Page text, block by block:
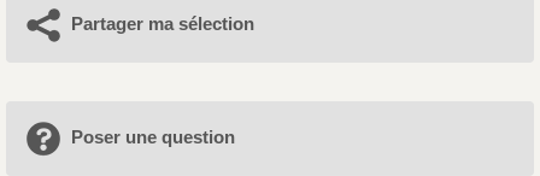
Partager ma sélection
Poser une question